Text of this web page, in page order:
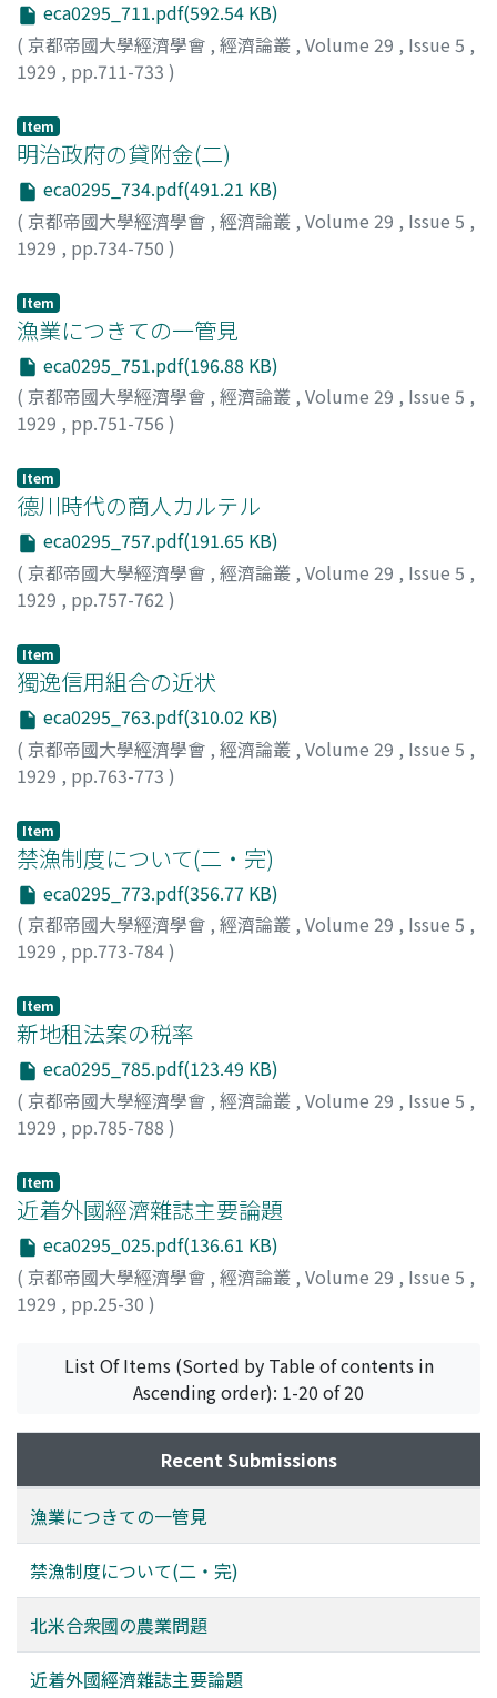
eca0295_711.pdf(592.54 KB)
( 京都帝國大學經濟學會 , 經濟論叢 , Volume 29 , Issue 5 ,
1929 , pp.711-733 )
Item
明治政府の貸附金(二)
eca0295_734.pdf(491.21 KB)
( 京都帝國大學經濟學會 , 經濟論叢 , Volume 29 , Issue 5 ,
1929 , pp.734-750 )
Item
漁業につきての一管見
eca0295_751.pdf(196.88 KB)
( 京都帝國大學經濟學會 , 經濟論叢 , Volume 29 , Issue 5 ,
1929 , pp.751-756 )
Item
德川時代の商人カルテル
eca0295_757.pdf(191.65 KB)
( 京都帝國大學經濟學會 , 經濟論叢 , Volume 29 , Issue 5 ,
1929 , pp.757-762 )
Item
獨逸信用組合の近状
eca0295_763.pdf(310.02 KB)
( 京都帝國大學經濟學會 , 經濟論叢 , Volume 29 , Issue 5 ,
1929 , pp.763-773 )
Item
禁漁制度について(二・完)
eca0295_773.pdf(356.77 KB)
( 京都帝國大學經濟學會 , 經濟論叢 , Volume 29 , Issue 5 ,
1929 , pp.773-784)
Item
新地租法案の税率
eca0295_785.pdf(123.49 KB)
( 京都帝國大學經濟學會 , 經濟論叢 , Volume 29 , Issue 5 ,
1929 , pp.785-788 )
Item
近着外國經濟雜誌主要論題
eca0295_025.pdf(136.61 KB)
( 京都帝國大學經濟學會 , 經濟論叢 , Volume 29 , Issue 5 ,
1929 , pp.25-30 )
List Of Items (Sorted by Table of contents in
Ascending order): 1-20 of 20
Recent Submissions
漁業につきての一管見
禁漁制度について(二・完)
北米合衆國の農業問題
近着外國經濟雜誌主要論題